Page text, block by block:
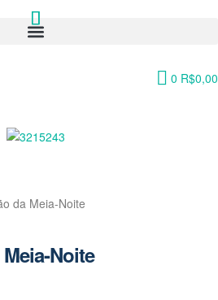
0 R$0,00
da Meia-Noite
Noite